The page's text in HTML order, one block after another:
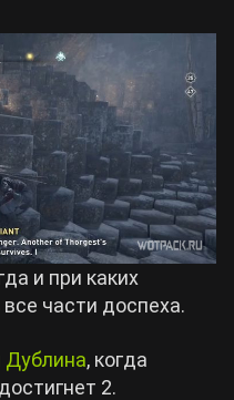
и при каких
части доспеха.
Дублина, когда
2.